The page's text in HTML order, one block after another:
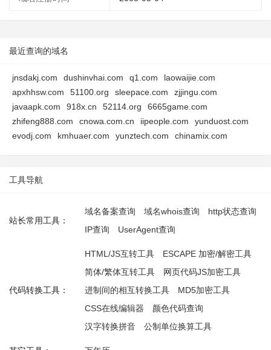
最近查询的域名
jnsdakj.com dushinvhai.com q1.com
laowaijie.com
apxhhsw.com
51100.org sleepace.com
zjjingu.com
javaapk.com
918x.cn 52114.org
6665game.com
zhifeng888.com
cnowa.com.cn iipeople.com
yunduost.com
evodj.com
kmhuaer.com yunztech.com chinamix.com
工具导航
站长常用工具：
域名备案查询 域名whois查询
http状态查询
IP查询
UserAgent查询
代码转换工具：
HTML/JS互转工具
ESCAPE 加密/解密工具
简体/繁体互转工具
网页代码JS加密工具
进制间的相互转换工具
MD5加密工具
CSS在线编辑器
颜色代码查询
汉字转换拼音
公制单位换算工具